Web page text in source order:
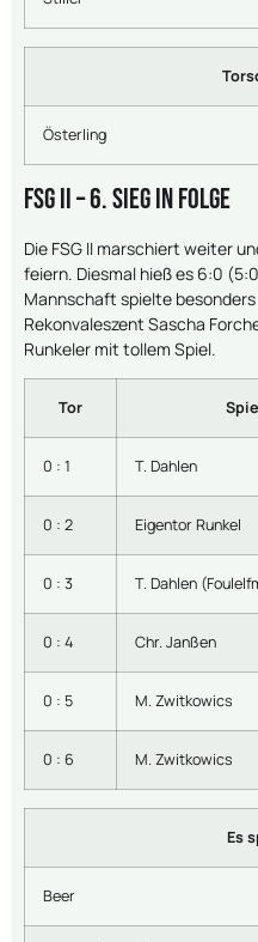
Österling
FSG II – 6. Sieg in Folge
Die FSG II marschiert weiter
feiern. Diesmal hieß es 6:0
Mannschaft spielte
Rekonvaleszent Sascha
Runkeler mit tollem Spiel.
Tor
0 : 1 T. Dahlen
0 : 2 Eigentor Runkel
0 : 3 T. Dahlen
0 : 4 Chr. Janßen
0 : 5 M. Zwitkowics
0 : 6 M. Zwitkowics
Es
Beer